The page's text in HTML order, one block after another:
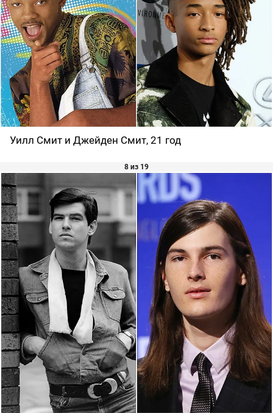
Уилл Смит и Джейден Смит, 21 год
8 из 19